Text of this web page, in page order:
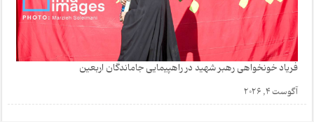
فریاد خونخواهی رهبر شهید در راهپیمایی جاماندگان اربعین
آگوست 4, 2026